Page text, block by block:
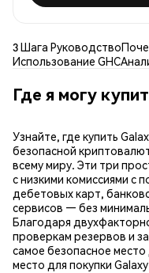
3 Шага Руководство
Использование GHC
Где я могу
Узнайте, где купить
безопасной
всему миру. Эти три
с низкими комиссиями с
дебетовых карт,
сервисов — без
Благодаря
проверкам резервов и
самое безопасное место
место для покупки